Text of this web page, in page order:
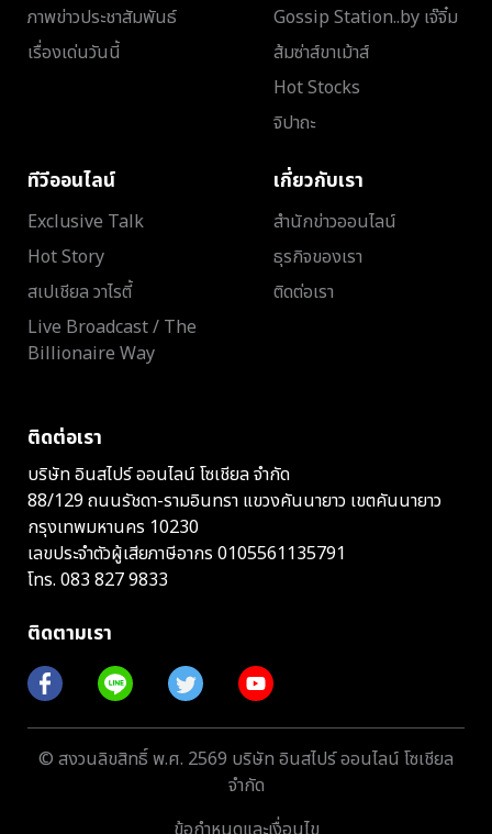
ภาพข่าวประชาสัมพันธ์
เรื่องเด่นวันนี้
Gossip Station..by เจ๊จิ๋ม
ส้มซ่าส์ขาเม้าส์
Hot Stocks
จิปาถะ
ทีวีออนไลน์
Exclusive Talk
Hot Story
สเปเชียล วาไรตี้
Live Broadcast / The
Billionaire Way
เกี่ยวกับเรา
สำนักข่าวออนไลน์
ธุรกิจของเรา
ติดต่อเรา
ติดต่อเรา
บริษัท อินสไปร์ ออนไลน์ โซเชียล จำกัด
88/129 ถนนรัชดา-รามอินทรา แขวงคันนายาว เขตคันนายาว
กรุงเทพมหานคร 10230
เลขประจำตัวผู้เสียภาษีอากร 0105561135791
โทร. 083 827 9833
ติดตามเรา
© สงวนลิขสิทธิ์ พ.ศ. 2569 บริษัท อินสไปร์ ออนไลน์ โซเชียล
จำกัด